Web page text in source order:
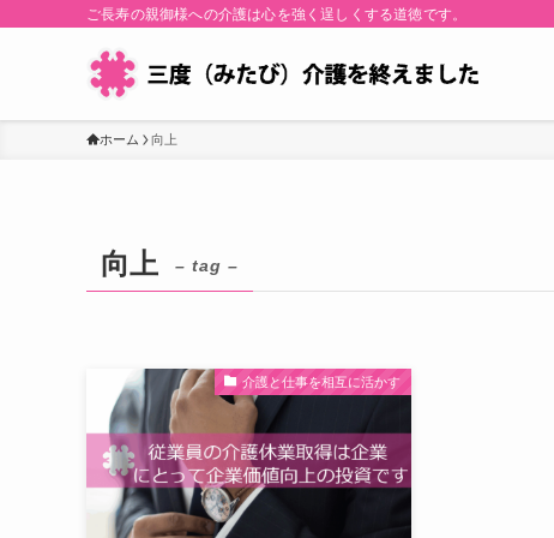
ご長寿の親御様への介護は心を強く逞しくする道徳です。
ホーム 向上
向上 – tag –
介護と仕事を相互に活かす